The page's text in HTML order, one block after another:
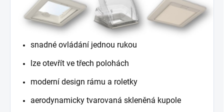
snadné ovládání jednou rukou
lze otevřít ve třech polohách
moderní design rámu a roletky
aerodynamicky tvarovaná skleněná kupole